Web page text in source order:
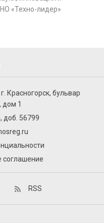
«Техно-лидер»
Красногорск, бульвар
дом 1
доб. 56799
соглашение
RSS